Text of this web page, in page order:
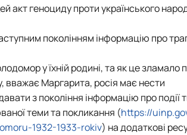
геноциду проти українського
поколінням інформацію про
у їхній родині, та як це зламало
вважає Маргарита, росія має нести
з покоління інформацію про події
теми та покликання (https://
1932-1933-rokiv) на додаткові